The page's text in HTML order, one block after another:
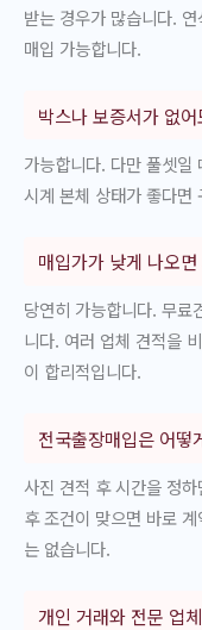
받는 경우가 많습니다.
매입 가능합니다.
박스나 보증서가 없
가능합니다. 다만 풀셋일
시계 본체 상태가 좋다면
매입가가 낮게 나오
당연히 가능합니다. 무료
니다. 여러 업체 견적을
이 합리적입니다.
전국출장매입은 어떻
사진 견적 후 시간을 정
후 조건이 맞으면 바로
는 없습니다.
개인 거래와 전문 업